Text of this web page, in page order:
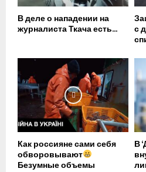
В деле о нападении на
журналиста Ткача есть... с
Как россияне сами себя
обворовывают
Безумные объемы
В